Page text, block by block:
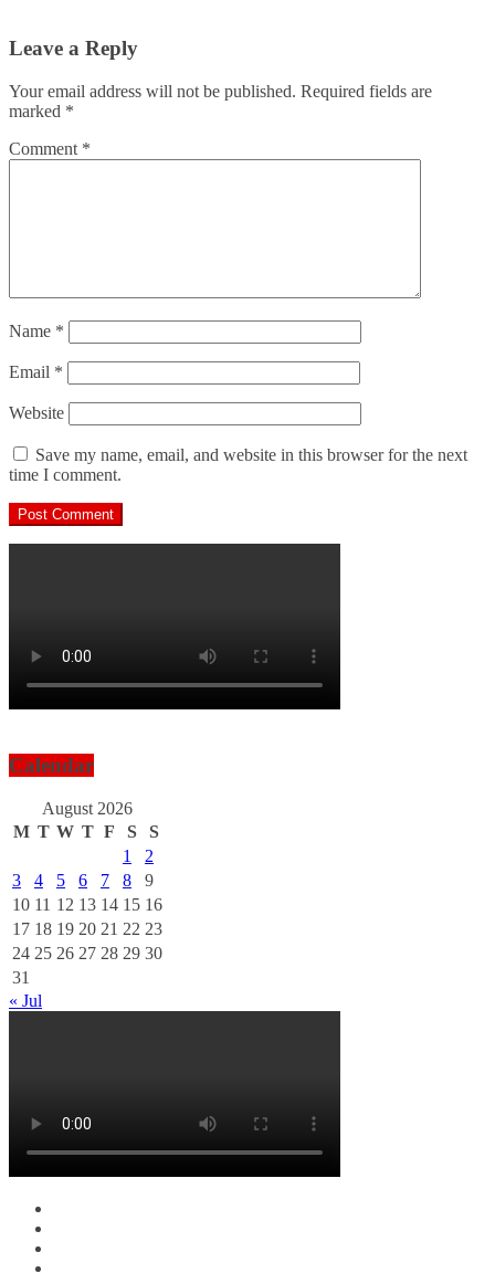
Leave a Reply
Your email address will not be published. Required fields are
marked *
Comment *
Name *
Email *
Website
Save my name, email, and website in this browser for the next
time I comment.
Calendar
August 2026
M T W T F S
S
1
2
3
4 5 6 7 8
9
10 11 12 13 14 15 16
17 18 19 20 21 22 23
24 25 26 27 28 29 30
31
« Jul